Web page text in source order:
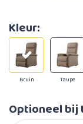
Kleur:
Bruin Taupe
Optioneel